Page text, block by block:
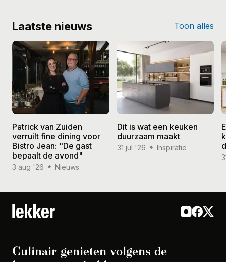
Laatste nieuws Toon alles
Patrick van Zuiden
verruilt fine dining voor
Bistro Jean: "De gast
bepaalt de avond"
3 aug '26 Nieuws
Dit is wat een keuken
duurzaam maakt
31 jul '26 Inspiratie
Culinair genieten volgens de